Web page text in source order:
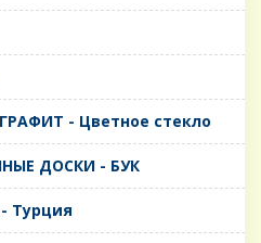
- Цветное стекло
ДОСКИ - БУК
Турция